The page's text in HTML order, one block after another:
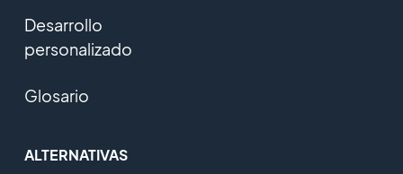
Desarrollo
personalizado
Glosario
ALTERNATIVAS